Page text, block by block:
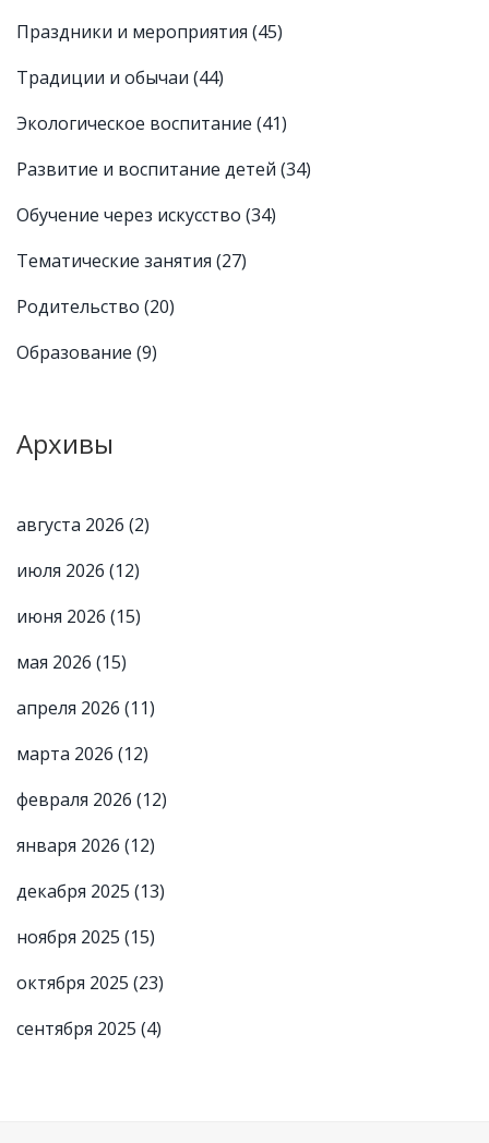
Праздники и мероприятия (45)
Традиции и обычаи (44)
Экологическое воспитание (41)
Развитие и воспитание детей (34)
Обучение через искусство (34)
Тематические занятия (27)
Родительство (20)
Образование (9)
Архивы
августа 2026 (2)
июля 2026 (12)
июня 2026 (15)
мая 2026 (15)
апреля 2026 (11)
марта 2026 (12)
февраля 2026 (12)
января 2026 (12)
декабря 2025 (13)
ноября 2025 (15)
октября 2025 (23)
сентября 2025 (4)